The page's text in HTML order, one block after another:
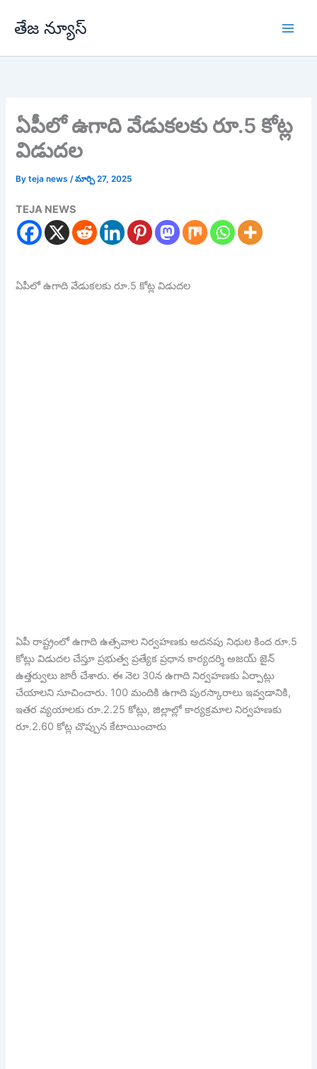
తేజ న్యూస్
ఏపీలో ఉగాది వేడుకలకు రూ.5 కోట్ల
విడుదల
Byteja news/మార్చి 27, 2025
TEJA NEWS
ఏపీలో ఉగాది వేడుకలకు రూ.5 కోట్ల విడుదల
ఏపీ రాష్ట్రంలో ఉగాది ఉత్సవాల నిర్వహణకు అదనపు నిధుల కింద రూ.5
కోట్లు విడుదల చేస్తూ ప్రభుత్వ ప్రత్యేక ప్రధాన కార్యదర్శి అజయ్ జైన్
ఉత్తర్వులు జారీ చేశారు. ఈ నెల 30న ఉగాది నిర్వహణకు ఏర్పాట్లు
చేయాలని సూచించారు. 100 మందికి ఉగాది పురస్కారాలు ఇవ్వడానికి,
ఇతర వ్యయాలకు రూ.2.25 కోట్లు, జిల్లాల్లో కార్యక్రమాల నిర్వహణకు
రూ.2.60 కోట్ల చొప్పున కేటాయించారు